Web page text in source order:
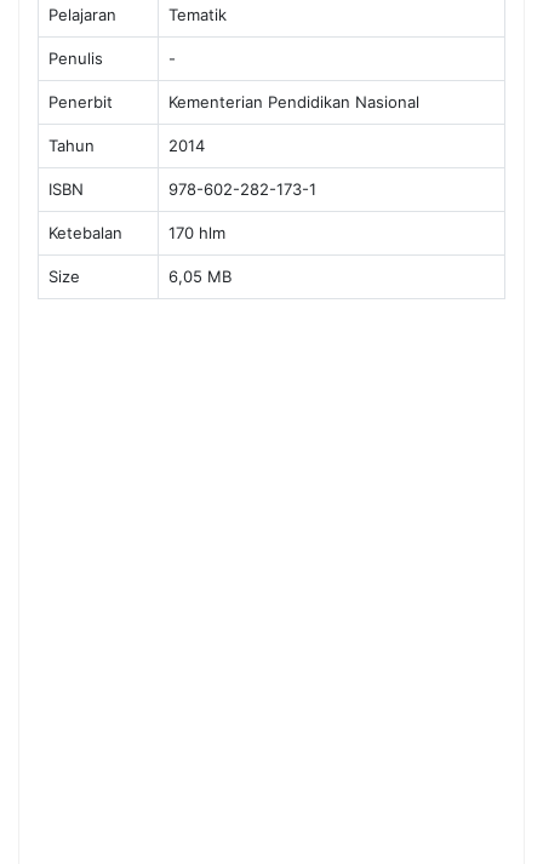
Pelajaran Tematik
Penulis -
Penerbit Kementerian Pendidikan Nasional
Tahun 2014
ISBN 978-602-282-173-1
Ketebalan 170 hlm
Size 6,05 MB